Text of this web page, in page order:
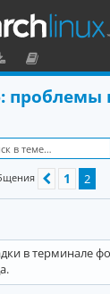
м
ц
проблемы
Пред.
1 2
в терминале